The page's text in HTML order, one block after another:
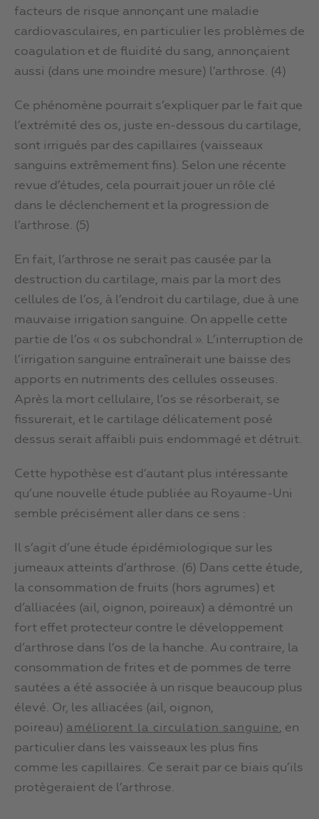
facteurs de risque annonçant une maladie
cardiovasculaires, en particulier les problèmes de
coagulation et de fluidité du sang, annonçaient
aussi (dans une moindre mesure) l’arthrose. (4)
Ce phénomène pourrait s’expliquer par le fait que
l’extrémité des os, juste en-dessous du cartilage,
sont irrigués par des capillaires (vaisseaux
sanguins extrêmement fins). Selon une récente
revue d’études, cela pourrait jouer un rôle clé
dans le déclenchement et la progression de
l’arthrose. (5)
En fait, l’arthrose ne serait pas causée par la
destruction du cartilage, mais par la mort des
cellules de l’os, à l’endroit du cartilage, due à une
mauvaise irrigation sanguine. On appelle cette
partie de l’os « os subchondral ». L’interruption de
l’irrigation sanguine entraînerait une baisse des
apports en nutriments des cellules osseuses.
Après la mort cellulaire, l’os se résorberait, se
fissurerait, et le cartilage délicatement posé
dessus serait affaibli puis endommagé et détruit.
Cette hypothèse est d’autant plus intéressante
qu’une nouvelle étude publiée au Royaume-Uni
semble précisément aller dans ce sens :
Il s’agit d’une étude épidémiologique sur les
jumeaux atteints d’arthrose. (6) Dans cette étude,
la consommation de fruits (hors agrumes) et
d’alliacées (ail, oignon, poireaux) a démontré un
fort effet protecteur contre le développement
d’arthrose dans l’os de la hanche. Au contraire, la
consommation de frites et de pommes de terre
sautées a été associée à un risque beaucoup plus
élevé. Or, les alliacées (ail, oignon,
poireau) améliorent la circulation sanguine, en
particulier dans les vaisseaux les plus fins
comme les capillaires. Ce serait par ce biais qu’ils
protègeraient de l’arthrose.